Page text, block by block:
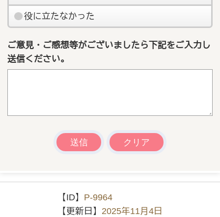
役に立たなかった
ご意見・ご感想等がございましたら下記をご入力し
送信ください。
【ID】 P-9964
【更新日】 2025年11月4日